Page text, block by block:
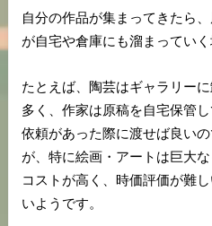
自分の作品が集まってきたら
が自宅や倉庫にも溜まっていく
たとえば、陶芸はギャラリー
多く、作家は原稿を自宅保管
依頼があった際に渡せば良い
が、特に絵画・アートは巨大
コストが高く、時価評価が難
いようです。